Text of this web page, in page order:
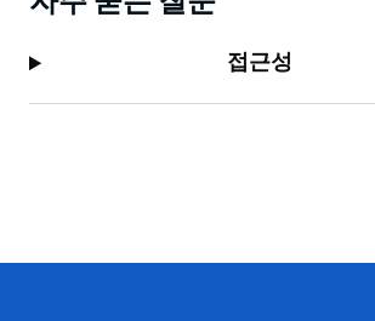
접근성